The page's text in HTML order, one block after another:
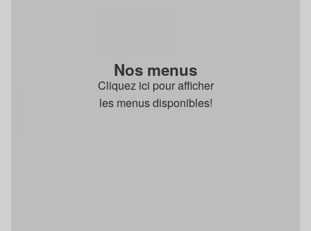
Nos menus
Cliquez ici pour afficher
les menus disponibles!